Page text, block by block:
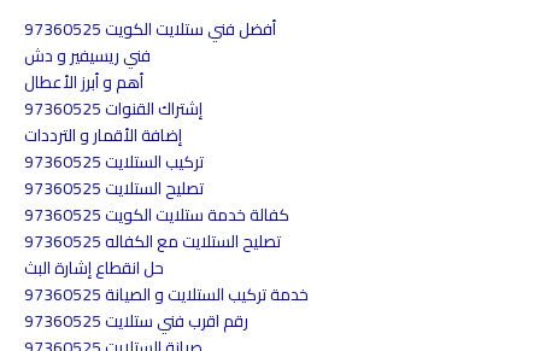
أفضل فني ستلايت الكويت 97360525
فني ريسيفير و دش
أهم و أبرز الأعطال
إشتراك القنوات 97360525
إضافة الأقمار و الترددات
تركيب الستلايت 97360525
تصليح الستلايت 97360525
كفالة خدمة ستلايت الكويت 97360525
تصليح الستلايت مع الكفاله 97360525
حل انقطاع إشارة البث
خدمة تركيب الستلايت و الصيانة 97360525
رقم اقرب فني ستلايت 97360525